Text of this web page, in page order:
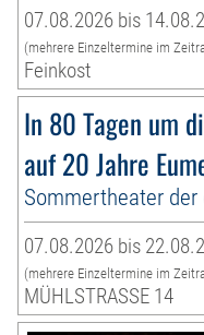
07.08.2026 bis
(mehrere Einzeltermine im
Feinkost
In 80 Tagen um
auf 20 Jahre
Sommertheater der
07.08.2026 bis
(mehrere Einzeltermine im
MÜHLSTRASSE 14